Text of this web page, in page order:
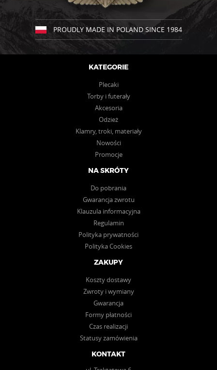
PROUDLY MADE IN POLAND SINCE 1984
KATEGORIE
Plecaki
Torby i futerały
Akcesoria
Odzież
Klamry, troki, materiały
Nowości
Promocje
NA SKRÓTY
Do pobrania
Gwarancja zwrotu
Klauzula informacyjna
Regulamin
Polityka prywatności
Polityka Cookies
ZAKUPY
Koszty dostawy
Zwroty i wymiany
Gwarancja
Formy płatności
Czas realizacji
Statusy zamówienia
KONTAKT